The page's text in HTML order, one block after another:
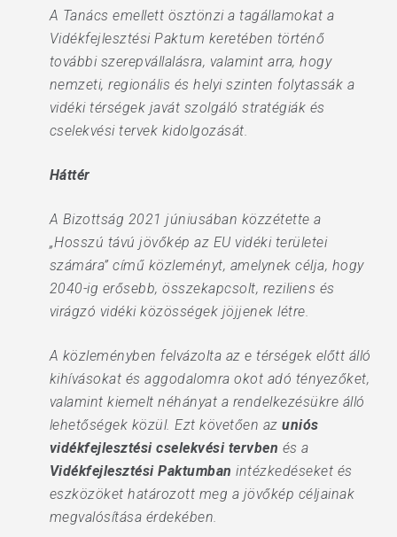
A Tanács emellett ösztönzi a tagállamokat a
Vidékfejlesztési Paktum keretében történő
további szerepvállalásra, valamint arra, hogy
nemzeti, regionális és helyi szinten folytassák a
vidéki térségek javát szolgáló stratégiák és
cselekvési tervek kidolgozását.
Háttér
A Bizottság 2021 júniusában közzétette a
„Hosszú távú jövőkép az EU vidéki területei
számára” című közleményt, amelynek célja, hogy
2040-ig erősebb, összekapcsolt, reziliens és
virágzó vidéki közösségek jöjjenek létre.
A közleményben felvázolta az e térségek előtt álló
kihívásokat és aggodalomra okot adó tényezőket,
valamint kiemelt néhányat a rendelkezésükre álló
lehetőségek közül. Ezt követően azuniós
vidékfejlesztési cselekvési tervben és a
Vidékfejlesztési Paktumban intézkedéseket és
eszközöket határozott meg a jövőkép céljainak
megvalósítása érdekében.